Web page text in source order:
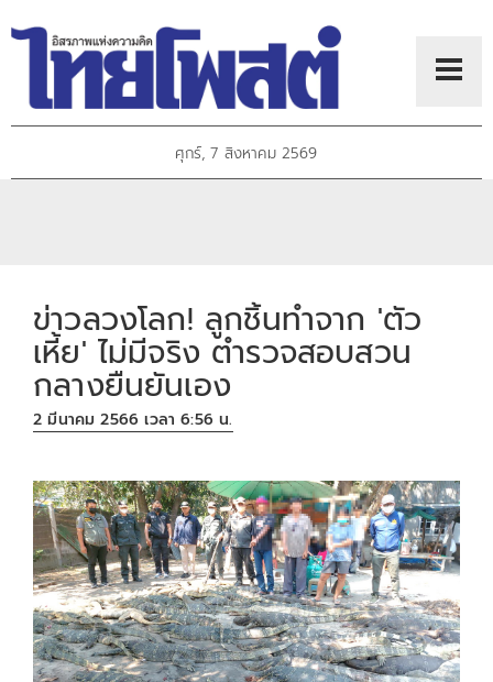
ศุกร์, 7 สิงหาคม 2569
ข่าวลวงโลก! ลูกชิ้นทำจาก 'ตัว
เหี้ย' ไม่มีจริง ตำรวจสอบสวน
กลางยืนยันเอง
2 มีนาคม 2566 เวลา 6:56 น.